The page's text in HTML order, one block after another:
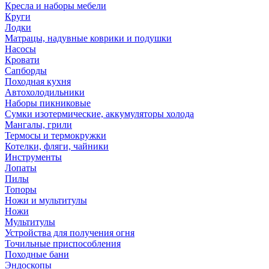
Кресла и наборы мебели
Круги
Лодки
Матрацы, надувные коврики и подушки
Насосы
Кровати
Сапборды
Походная кухня
Автохолодильники
Наборы пикниковые
Сумки изотермические, аккумуляторы холода
Мангалы, грили
Термосы и термокружки
Котелки, фляги, чайники
Инструменты
Лопаты
Пилы
Топоры
Ножи и мультитулы
Ножи
Мультитулы
Устройства для получения огня
Точильные приспособления
Походные бани
Эндоскопы